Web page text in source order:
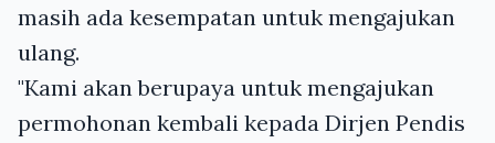
masih ada kesempatan untuk mengajukan
ulang.
"Kami akan berupaya untuk mengajukan
permohonan kembali kepada Dirjen Pendis